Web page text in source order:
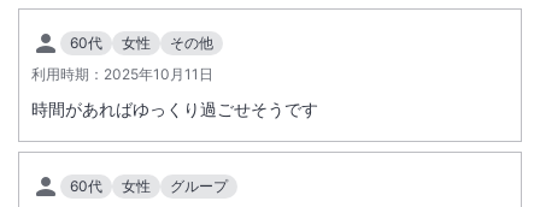
60代 女性
その他
利用時期： 2025年10月11日
時間があればゆっくり過ごせそうです
60代 女性
グループ